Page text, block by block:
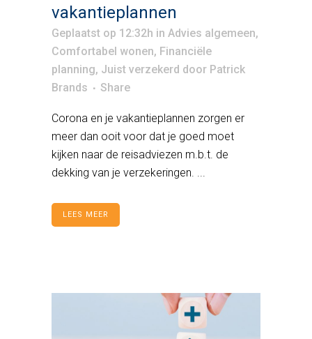
vakantieplannen
Geplaatst op 12:32h in Advies algemeen,
Comfortabel wonen, Financiële
planning, Juist verzekerd door Patrick
Brands
Share
Corona en je vakantieplannen zorgen er
meer dan ooit voor dat je goed moet
kijken naar de reisadviezen m.b.t. de
dekking van je verzekeringen. ...
LEES MEER